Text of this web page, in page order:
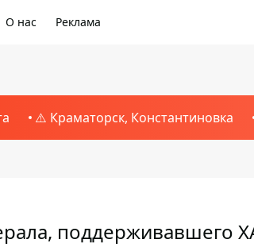
О нас Реклама
⚠️ Краматорск, Константиновка
поддерживавшего